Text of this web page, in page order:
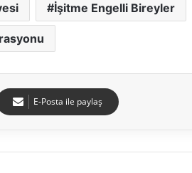
İşitme Engelli Bireyler
E-Posta ile paylaş